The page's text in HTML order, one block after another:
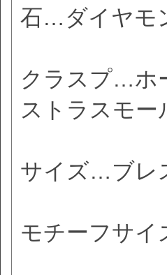
石…ダイヤモ
クラスプ…ホ
ストラスモー
サイズ…ブレ
モチーフサ